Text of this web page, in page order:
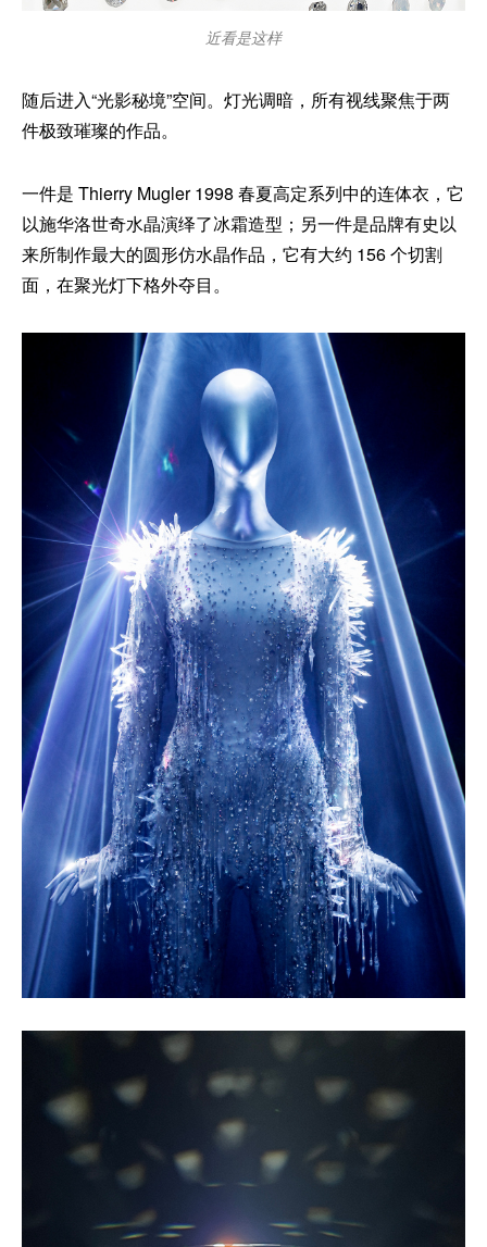
近看是这样
随后进入“光影秘境”空间。灯光调暗，所有视线聚焦于两
件极致璀璨的作品。
一件是 Thierry Mugler 1998 春夏高定系列中的连体衣，它
以施华洛世奇水晶演绎了冰霜造型；另一件是品牌有史以
来所制作最大的圆形仿水晶作品，它有大约 156 个切割
面，在聚光灯下格外夺目。